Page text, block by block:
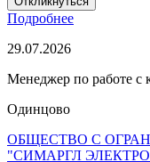
Подробнее
29.07.2026
Менеджер по работе с
Одинцово
ОБЩЕСТВО С
"СИМАРГЛ